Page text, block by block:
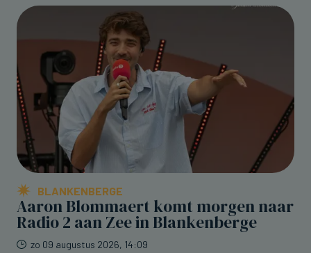
BLANKENBERGE
Aaron Blommaert komt morgen naar
Radio 2 aan Zee in Blankenberge
zo 09 augustus 2026, 14:09